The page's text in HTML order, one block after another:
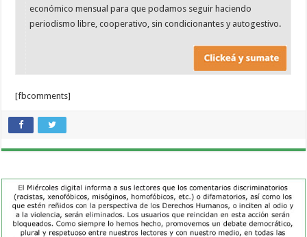
económico mensual para que podamos seguir haciendo
periodismo libre, cooperativo, sin condicionantes y autogestivo.
[fbcomments]